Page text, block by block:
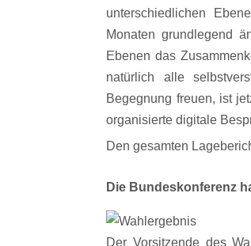
unterschiedlichen
Monaten grundlegend
Ebenen das
natürlich alle
Begegnung freuen, ist
organisierte digitale
Den gesamten
Die Bundeskonferenz
Der Vorsitzende des